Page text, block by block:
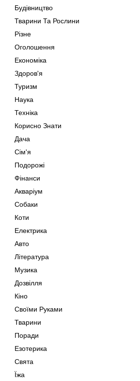
Будівництво
Тварини Та Рослини
Різне
Оголошення
Економіка
Здоров'я
Туризм
Наука
Техніка
Корисно Знати
Дача
Сім'я
Подорожі
Фінанси
Акваріум
Собаки
Коти
Електрика
Авто
Література
Музика
Дозвілля
Кіно
Своїми Руками
Тварини
Поради
Езотерика
Свята
Їжа